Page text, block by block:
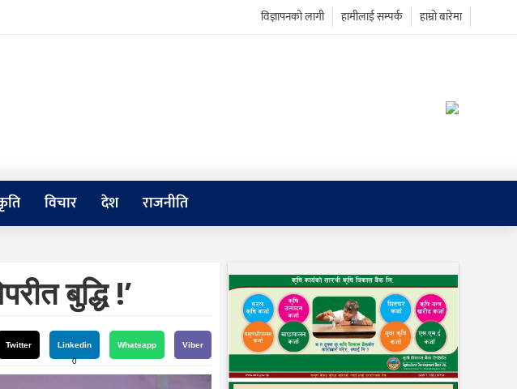
हाम्रो बारेमा
हामीलाई सम्पर्क
विज्ञापनको लागी
विचार देश राजनीति
बुद्धि !’
Twitter
Linkedin
0
Whatsapp Viber